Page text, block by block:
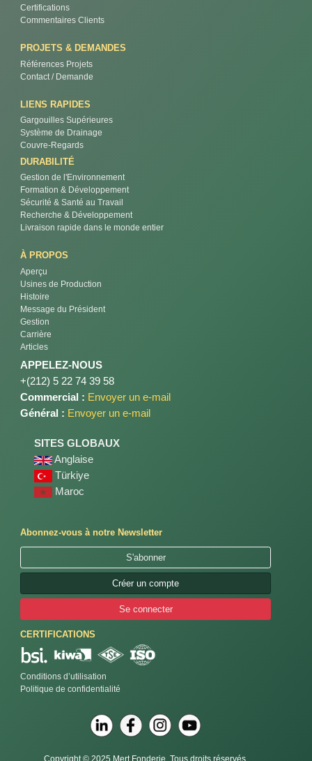
Certifications
Commentaires Clients
PROJETS & DEMANDES
Références Projets
Contact / Demande
LIENS RAPIDES
Gargouilles Supérieures
Système de Drainage
Couvre-Regards
DURABILITÉ
Gestion de l'Environnement
Formation & Développement
Sécurité & Santé au Travail
Recherche & Développement
Livraison rapide dans le monde entier
À PROPOS
Aperçu
Usines de Production
Histoire
Message du Président
Gestion
Carrière
Articles
APPELEZ-NOUS
+(212) 5 22 74 39 58
Commercial : Envoyer un e-mail
Général : Envoyer un e-mail
SITES GLOBAUX
Anglaise
Türkiye
Maroc
Abonnez-vous à notre Newsletter
S'abonner
Créer un compte
Se connecter
CERTIFICATIONS
Conditions d’utilisation
Politique de confidentialité
Copyright © 2025 Mert Fonderie. Tous droits réservés.